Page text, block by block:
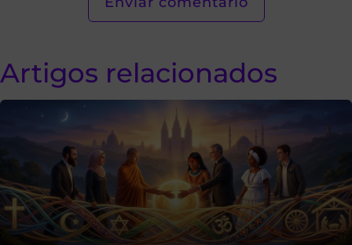
Artigos relacionados